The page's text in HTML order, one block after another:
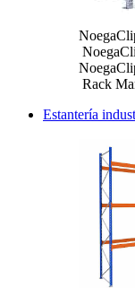
Rack
Estantería